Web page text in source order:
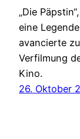
„Die
eine
avancierte
Verfilmung
Kino.
26. Oktober